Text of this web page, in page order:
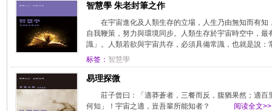
智慧學 朱老封筆之作
在宇宙進化及人類生存的立場，人生乃由無知而有
自我鞭策，努力與環境同步。人類生存於宇宙時空中，
識」。人類若欲與宇宙共存，必須具備常識，也就是說
标签： 智慧學
易理探微
莊子曾曰：「適莽蒼者，三餐而反，腹猶果然；適
何知」！宇宙之適，豈吾輩所能知者？ 阅读全文>>